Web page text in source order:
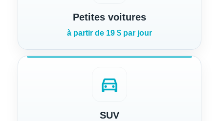
Petites voitures
à partir de 19 $ par jour
directions_car
SUV